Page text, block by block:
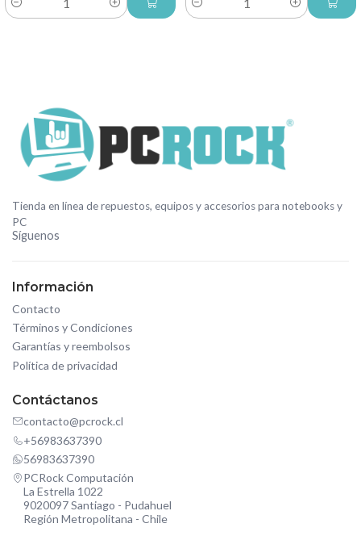
Cantidad Cantidad
Tienda en línea de repuestos, equipos y accesorios para notebooks y
PC
Síguenos
Información
Contacto
Términos y Condiciones
Garantías y reembolsos
Política de privacidad
Contáctanos
contacto@pcrock.cl
+56983637390
56983637390
PCRock Computación
La Estrella 1022
9020097 Santiago - Pudahuel
Región Metropolitana - Chile